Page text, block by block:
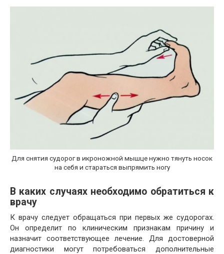
Для снятия судорог в икроножной мышце нужно тянуть носок
на себя и стараться выпрямить ногу
В каких случаях необходимо обратиться к
врачу
К врачу следует обращаться при первых же судорогах.
Он определит по клиническим признакам причину и
назначит соответствующее лечение. Для достоверной
диагностики могут потребоваться дополнительные